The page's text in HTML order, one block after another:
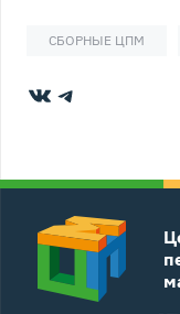
СБОРНЫЕ ЦПМ
ВКонтакте
Telegram